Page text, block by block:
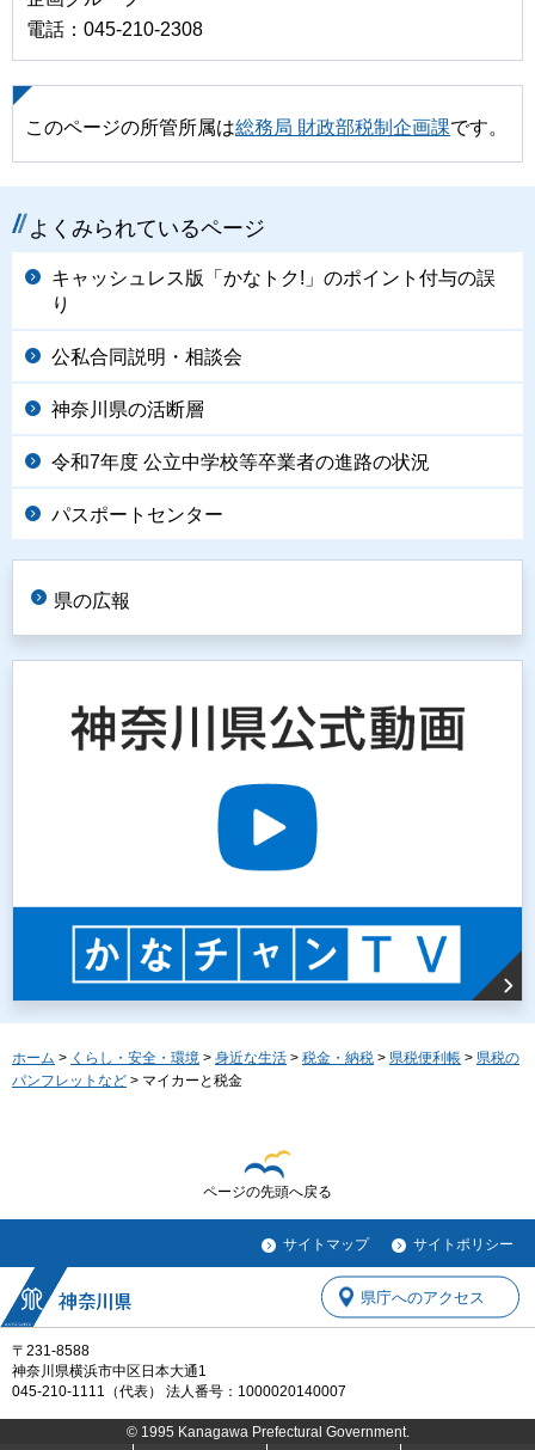
電話：045-210-2308
このページの所管所属は総務局 財政部税制企画課です。
よくみられているページ
キャッシュレス版「かなトク!」のポイント付与の誤
り
公私合同説明・相談会
神奈川県の活断層
令和7年度 公立中学校等卒業者の進路の状況
パスポートセンター
県の広報
ホーム > くらし・安全・環境 > 身近な生活 > 税金・納税 > 県税便利帳 > 県税の
パンフレットなど > マイカーと税金
ページの先頭へ戻る
サイトマップ サイトポリシー
〒231-8588
神奈川県横浜市中区日本大通1
045-210-1111（代表） 法人番号：1000020140007
県庁へのアクセス
© 1995 Kanagawa Prefectural Government.